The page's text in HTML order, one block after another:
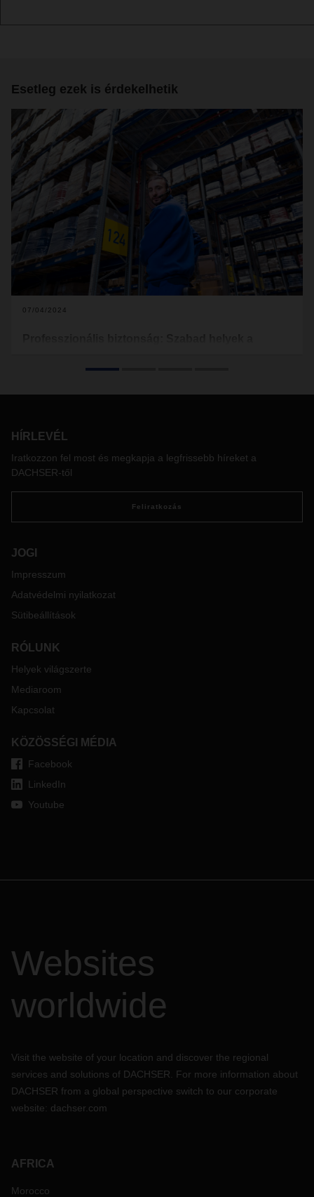
Esetleg ezek is érdekelhetik
07/04/2024
Pilisvörösváron
A veszélyes anyagok tárolása, szállítása is lehet
szabályok és előírások maximális betartásával kombinálva. A
DACHSER pilisvörösvári veszélyesanyag-raktárában mindez
teljesül, és most ismét elérhetők szabad raklaphelyek az
HÍRLEVÉL
Iratkozzon fel most és megkapja a legfrissebb híreket a
DACHSER-től
Feliratkozás
JOGI
Impresszum
Adatvédelmi nyilatkozat
Sütibeállítások
RÓLUNK
Helyek világszerte
Mediaroom
Kapcsolat
KÖZÖSSÉGI MÉDIA
Facebook
LinkedIn
Youtube
Websites
worldwide
Visit the website of your location and discover the regional
services and solutions of DACHSER. For more information about
DACHSER from a global perspective switch to our corporate
website: dachser.com
AFRICA
Morocco